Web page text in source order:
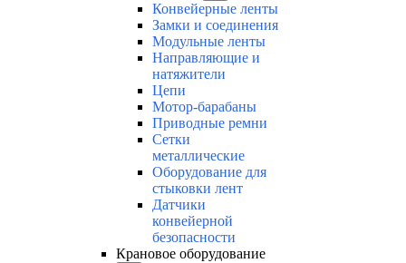
Конвейерные ленты
Замки и соединения
Модульные ленты
Направляющие и
натяжители
Цепи
Мотор-барабаны
Приводные ремни
Сетки
металлические
Оборудование для
стыковки лент
Датчики
конвейерной
безопасности
Крановое оборудование